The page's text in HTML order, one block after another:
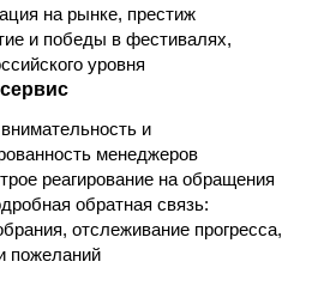
на рынке, престиж
и победы в фестивалях,
уровня
и
менеджеров
реагирование на обращения
обратная связь:
отслеживание прогресса,
пожеланий